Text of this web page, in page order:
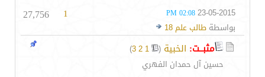
23-05-2015
02:08 PM
بواسطة طالب علم 18
1
27,756
مثبــت: الخبية (
1
2
3
)
حسين آل حمدان الفهري